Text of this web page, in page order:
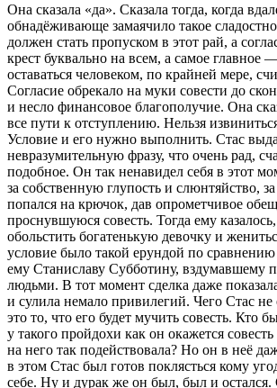
Она сказала «да». Сказала тогда, когда
обнадёживающе замаячило такое
должен стать пропуском в этот рай, а
крест буквально на всем, а самое главное
оставаться человеком, по крайней мере,
Согласие обрекало на муки совести до
и несло финансовое благополучие. Она
все пути к отступлению. Нельзя
Условие и его нужно выполнить. Стас
невразумительную фразу, что очень рад,
подобное. Он так ненавидел себя в этот
за собственную глупость и слюнтяйство,
попался на крючок, дав опрометчивое
проснувшуюся совесть. Тогда ему
обольстить богатенькую девочку и
условие было такой ерундой по сравнению
ему Станиславу Субботину, вздумавшему
людьми. В тот момент сделка даже
и сулила немало привилегий. Чего Стас не
это то, что его будет мучить совесть. Кто
у такого пройдохи как он окажется
на него так подействовала? Но он в неё
в этом Стас был готов поклясться кому
себе. Ну и дурак же он был, был и остался.